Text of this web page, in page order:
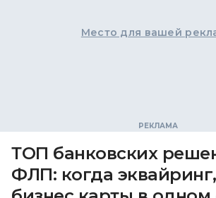
Место для вашей
ТОП банковских
ФЛП: когда